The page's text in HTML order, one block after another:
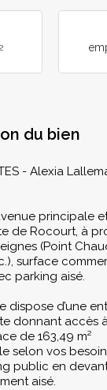
2
du bien
- Alexia
principale
de Rocourt, à
(Point
surface
parking aisé.
dispose d’une
donnant accès
de 163,49 m²
selon vos
public en
aisé.